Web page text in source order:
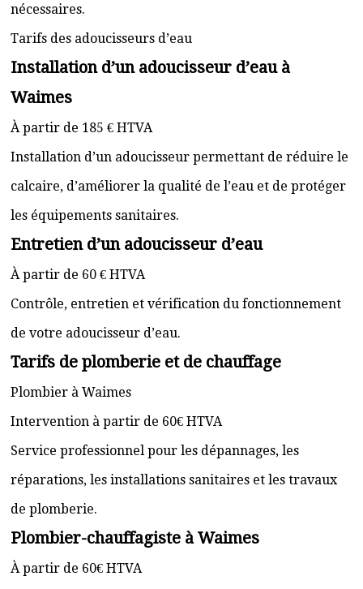
nécessaires.
Tarifs des adoucisseurs d’eau
Installation d’un adoucisseur d’eau à
Waimes
À partir de 185 € HTVA
Installation d’un adoucisseur permettant de réduire le
calcaire, d’améliorer la qualité de l’eau et de protéger
les équipements sanitaires.
Entretien d’un adoucisseur d’eau
À partir de 60 € HTVA
Contrôle, entretien et vérification du fonctionnement
de votre adoucisseur d’eau.
Tarifs de plomberie et de chauffage
Plombier à Waimes
Intervention à partir de 60€ HTVA
Service professionnel pour les dépannages, les
réparations, les installations sanitaires et les travaux
de plomberie.
Plombier-chauffagiste à Waimes
À partir de 60€ HTVA